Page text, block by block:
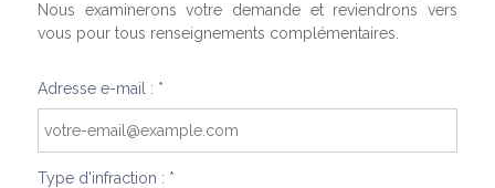
Nous examinerons votre demande et reviendrons vers
vous pour tous renseignements complémentaires.
Adresse e-mail : *
Type d'infraction : *